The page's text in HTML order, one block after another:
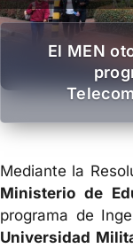
El MEN
Mediante la
Ministerio de
programa de
Universidad